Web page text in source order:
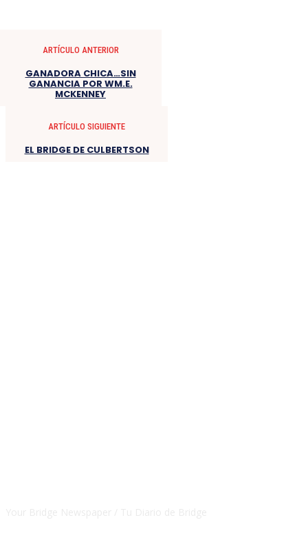
ARTÍCULO ANTERIOR
GANADORA CHICA…SIN
GANANCIA POR WM.E.
MCKENNEY
ARTÍCULO SIGUIENTE
EL BRIDGE DE CULBERTSON